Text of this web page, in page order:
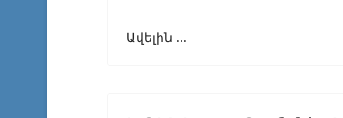
Ավելին ...